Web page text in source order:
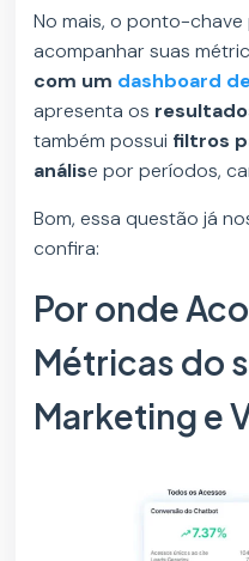
No mais, o ponto-
acompanhar suas
com um dashboard
apresenta os
também possui filtros
análise por períodos,
Bom, essa questão já
confira:
Por onde
Métricas do
Marketing e